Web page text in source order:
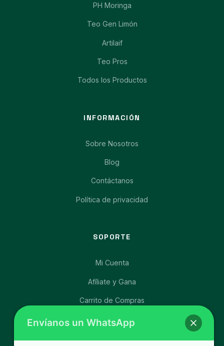
PH Moringa
Teo Gen Limón
Artilaif
Teo Pros
Todos los Productos
INFORMACIÓN
Sobre Nosotros
Blog
Contáctanos
Política de privacidad
SOPORTE
Mi Cuenta
Afíliate y Gana
Carrito de Compras
Libro de Reclamaciones
Envíanos un WhatsApp